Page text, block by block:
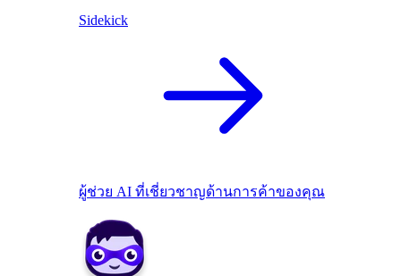
Sidekick
ผู้ช่วย AI ที่เชี่ยวชาญด้านการค้าของคุณ